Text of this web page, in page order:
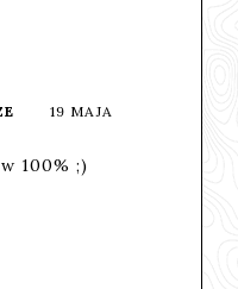
19 MAJA
100% ;)